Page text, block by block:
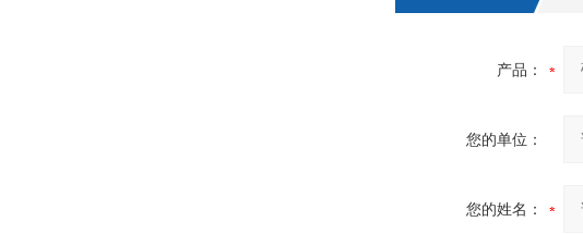
产品：
您的单位：
您的姓名：